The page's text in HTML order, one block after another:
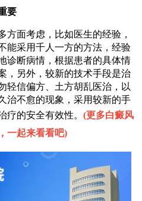
要
面考虑，比如医生的经验，
能采用千人一方的方法，经验
诊断病情，根据患者的具体情
，另外，较新的技术手段是治
轻信偏方、土方胡乱医治，以
治不愈的现象，采用较新的手
疗的安全有效性。(更多白癜风
一起来看看吧)